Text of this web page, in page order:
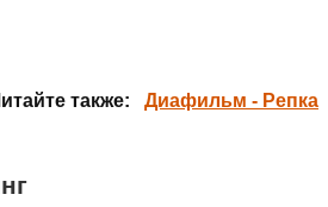
также: Диафильм - Репка